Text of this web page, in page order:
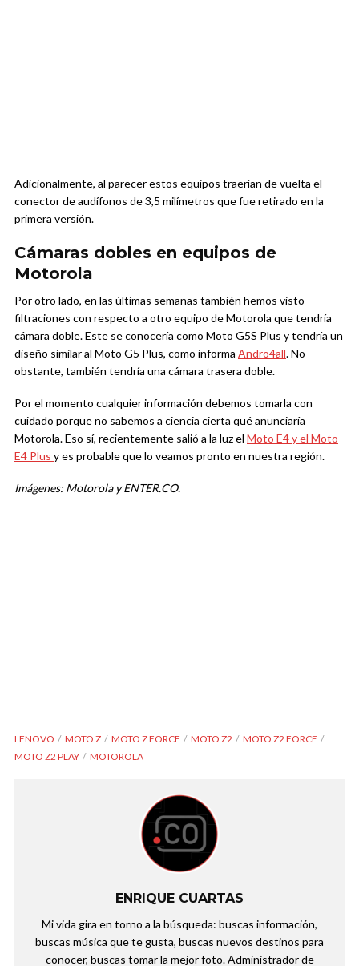
Adicionalmente, al parecer estos equipos traerían de vuelta el
conector de audífonos de 3,5 milímetros que fue retirado en la
primera versión.
Cámaras dobles en equipos de
Motorola
Por otro lado, en las últimas semanas también hemos visto
filtraciones con respecto a otro equipo de Motorola que tendría
cámara doble. Este se conocería como Moto G5S Plus y tendría un
diseño similar al Moto G5 Plus, como informa Andro4all. No
obstante, también tendría una cámara trasera doble.
Por el momento cualquier información debemos tomarla con
cuidado porque no sabemos a ciencia cierta qué anunciaría
Motorola. Eso sí, recientemente salió a la luz el Moto E4 y el Moto
E4 Plus y es probable que lo veamos pronto en nuestra región.
Imágenes: Motorola y ENTER.CO.
LENOVO MOTO Z MOTO Z FORCE MOTO Z2
MOTO Z2 FORCE
MOTO Z2 PLAY
MOTOROLA
ENRIQUE CUARTAS
Mi vida gira en torno a la búsqueda: buscas información,
buscas música que te gusta, buscas nuevos destinos para
conocer, buscas tomar la mejor foto. Administrador de